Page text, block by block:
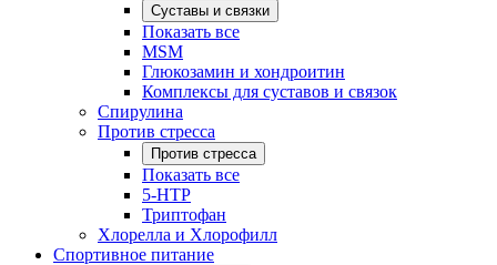
Суставы и связки
Показать все
MSM
Глюкозамин и хондроитин
Комплексы для суставов и связок
Спирулина
Против стресса
Против стресса
Показать все
5-HTP
Триптофан
Хлорелла и Хлорофилл
Спортивное питание